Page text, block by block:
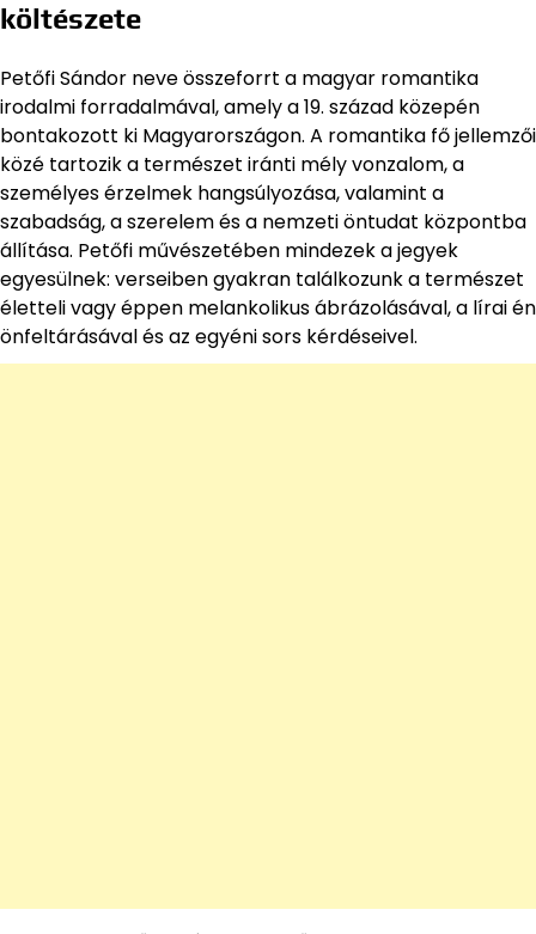
költészete
Petőfi Sándor neve összeforrt a magyar romantika
irodalmi forradalmával, amely a 19. század közepén
bontakozott ki Magyarországon. A romantika fő jellemzői
közé tartozik a természet iránti mély vonzalom, a
személyes érzelmek hangsúlyozása, valamint a
szabadság, a szerelem és a nemzeti öntudat központba
állítása. Petőfi művészetében mindezek a jegyek
egyesülnek: verseiben gyakran találkozunk a természet
életteli vagy éppen melankolikus ábrázolásával, a lírai én
önfeltárásával és az egyéni sors kérdéseivel.